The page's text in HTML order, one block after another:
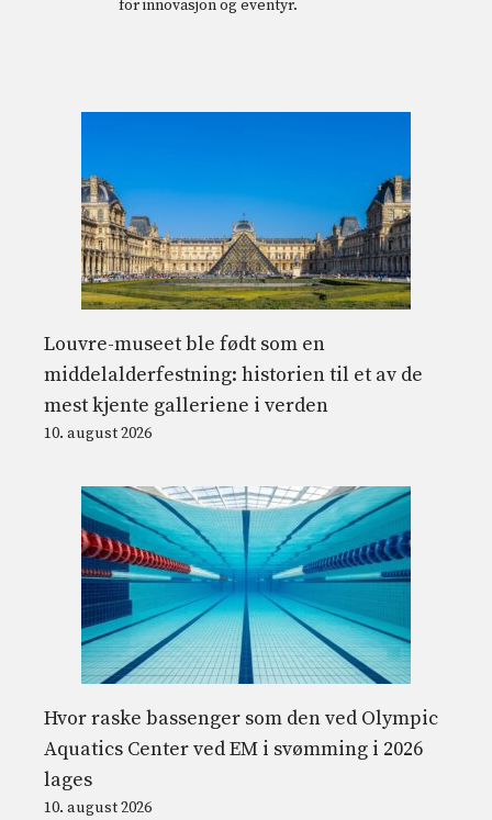
for innovasjon og eventyr.
Louvre-museet ble født som en
middelalderfestning: historien til et av de
mest kjente galleriene i verden
10. august 2026
Hvor raske bassenger som den ved Olympic
Aquatics Center ved EM i svømming i 2026
lages
10. august 2026